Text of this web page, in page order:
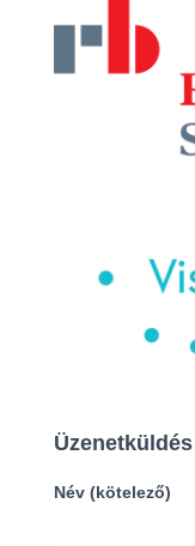
Üzenetküldés
Név (kötelező)